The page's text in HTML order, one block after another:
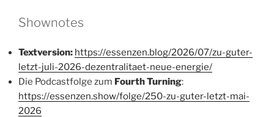
Shownotes
Textversion: https://essenzen.blog/2026/07/zu-guter-
letzt-juli-2026-dezentralitaet-neue-energie/
Die Podcastfolge zum Fourth Turning:
https://essenzen.show/folge/250-zu-guter-letzt-mai-
2026